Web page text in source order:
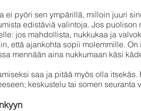
ei pyöri sen ympärillä, milloin juuri
edistäviä valintoja. Jos puolison
jos mahdollista, nukkukaa ja
että ajankohta sopii molemmille.
mennään aina nukkumaan käsi
saa ja pitää myös olla
keskustelu tai somen seuranta